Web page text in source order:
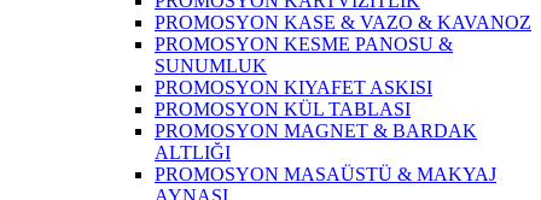
PROMOSYON KASE & VAZO & KAVANOZ
PROMOSYON KESME PANOSU &
SUNUMLUK
PROMOSYON KIYAFET ASKISI
PROMOSYON KÜL TABLASI
PROMOSYON MAGNET & BARDAK
ALTLIĞI
PROMOSYON MASAÜSTÜ & MAKYAJ
AYNASI